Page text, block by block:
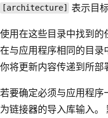
[architecture] 表示目
使用在这些目录中找到
在与应用程序相同的目
你将更新内容传递到所部
若要确定必须与应用程序
为链接器的导入库输入